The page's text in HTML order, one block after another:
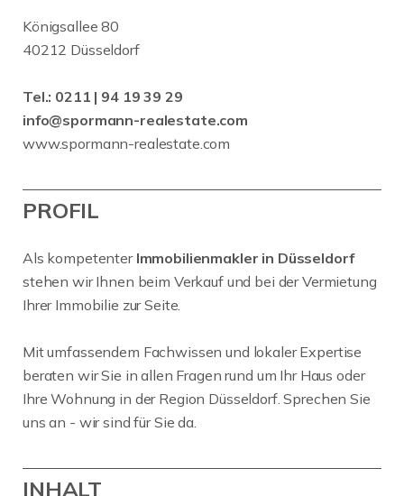
Königsallee 80
40212 Düsseldorf
Tel.: 0211 | 94 19 39 29
info@spormann-realestate.com
www.spormann-realestate.com
PROFIL
Als kompetenter Immobilienmakler in Düsseldorf
stehen wir Ihnen beim Verkauf und bei der Vermietung
Ihrer Immobilie zur Seite.
Mit umfassendem Fachwissen und lokaler Expertise
beraten wir Sie in allen Fragen rund um Ihr Haus oder
Ihre Wohnung in der Region Düsseldorf. Sprechen Sie
uns an - wir sind für Sie da.
INHALT